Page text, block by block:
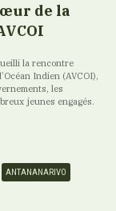
de la
la rencontre
Indien (AVCOI),
les
jeunes engagés.
ANTANANARIVO